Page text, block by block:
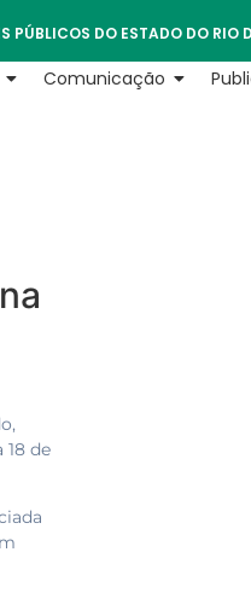
PÚBLICOS DO ESTADO DO RIO
Comunicação
de